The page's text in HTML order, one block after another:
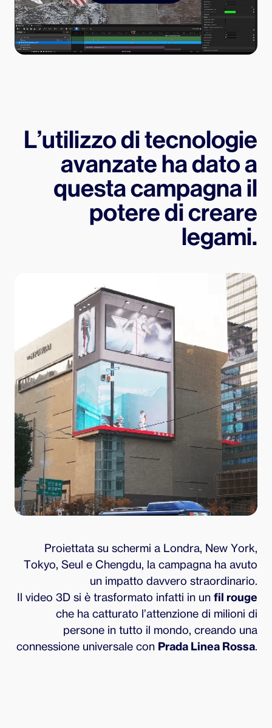
L’utilizzo di tecnologie
avanzate ha dato a
questa campagna il
potere di creare
legami.
Proiettata su schermi a Londra, New York,
Tokyo, Seul e Chengdu, la campagna ha avuto
un impatto davvero straordinario.
Il video 3D si è trasformato infatti in un fil rouge
che ha catturato l’attenzione di milioni di
persone in tutto il mondo, creando una
connessione universale con Prada Linea Rossa.